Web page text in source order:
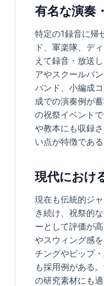
有名な演奏
特定の1録音に帰
ド、軍楽隊、デ
えて録音・放送
アやスクールバ
バンド、小編成
成での演奏例が
の祝祭イベント
や教本にも収録
い点が特徴である
現代におけ
現在も伝統的ジ
き続け、祝祭的
ーとして評価が
やスウィング感
チングやピップ
も採用例がある
の研究素材にも